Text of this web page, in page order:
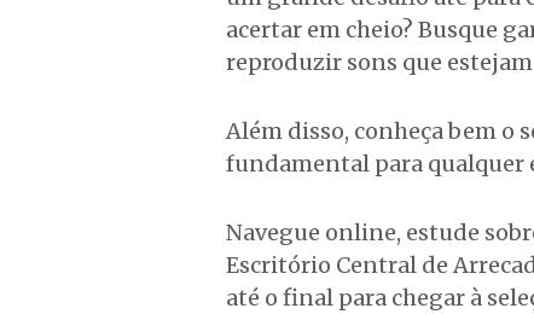
acertar em cheio? Busque
reproduzir sons que
Além disso, conheça bem o
fundamental para qualquer
Navegue online, estude
Escritório Central de
até o final para chegar à